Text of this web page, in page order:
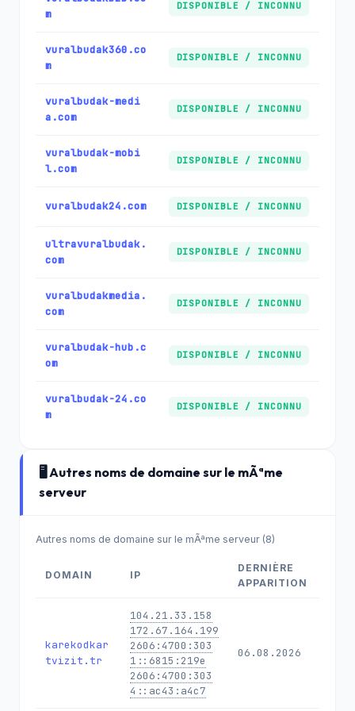
m
DISPONIBLE / INCONNU
vuralbudak360.co
m
DISPONIBLE / INCONNU
vuralbudak-medi
a.com
DISPONIBLE / INCONNU
vuralbudak-mobi
l.com
DISPONIBLE / INCONNU
vuralbudak24.com DISPONIBLE / INCONNU
ultravuralbudak.
com
DISPONIBLE / INCONNU
vuralbudakmedia.
com
DISPONIBLE / INCONNU
vuralbudak-hub.c
om
DISPONIBLE / INCONNU
vuralbudak-24.co
m
DISPONIBLE / INCONNU
🖥️ Autres noms de domaine sur le mÃªme
serveur
Autres noms de domaine sur le mÃªme serveur (8)
DOMAIN IP
DERNIÈRE
APPARITION
karekodkar
tvizit.tr
104.21.33.158
172.67.164.199
2606:4700:303
1::6815:219e
2606:4700:303
4::ac43:a4c7
06.08.2026